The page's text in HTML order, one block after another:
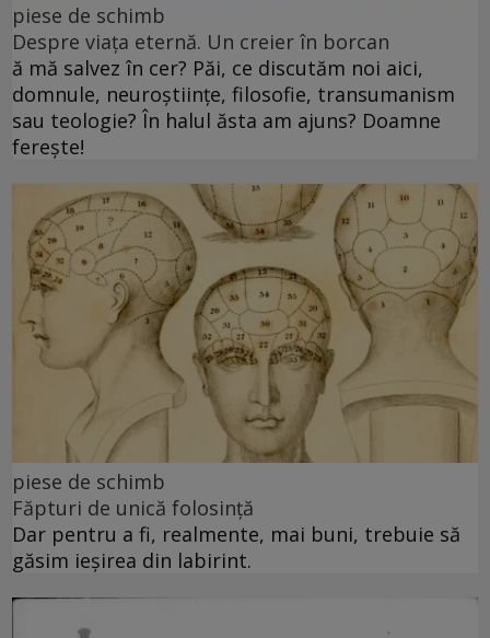
piese de schimb
Despre viața eternă. Un creier în borcan
ă mă salvez în cer? Păi, ce discutăm noi aici,
domnule, neuroștiințe, filosofie, transumanism
sau teologie? În halul ăsta am ajuns? Doamne
ferește!
piese de schimb
Făpturi de unică folosință
Dar pentru a fi, realmente, mai buni, trebuie să
găsim ieșirea din labirint.